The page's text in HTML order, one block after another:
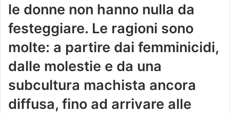
le donne non hanno nulla da
festeggiare. Le ragioni sono
molte: a partire dai femminicidi,
dalle molestie e da una
subcultura machista ancora
diffusa, fino ad arrivare alle